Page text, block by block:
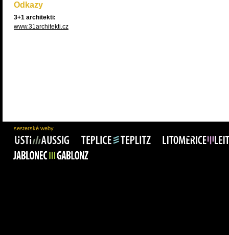
Odkazy
3+1 architekti:
www.31architekti.cz
sesterské weby